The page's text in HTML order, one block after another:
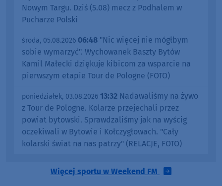
Nowym Targu. Dziś (5.08) mecz z Podhalem w
Pucharze Polski
środa, 05.08.2026 06:48 "Nic więcej nie mógłbym
sobie wymarzyć". Wychowanek Baszty Bytów
Kamil Małecki dziękuje kibicom za wsparcie na
pierwszym etapie Tour de Pologne (FOTO)
poniedziałek, 03.08.2026 13:32 Nadawaliśmy na żywo
z Tour de Pologne. Kolarze przejechali przez
powiat bytowski. Sprawdzaliśmy jak na wyścig
oczekiwali w Bytowie i Kołczygłowach. "Cały
kolarski świat na nas patrzy" (RELACJE, FOTO)
Więcej sportu w Weekend FM